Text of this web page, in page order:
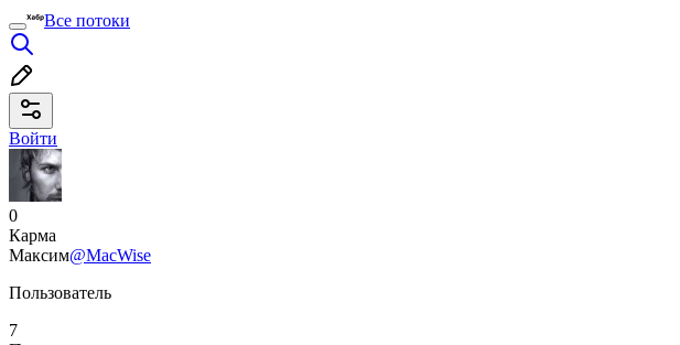
Все потоки
Войти
0
Карма
Максим@MacWise
Пользователь
7